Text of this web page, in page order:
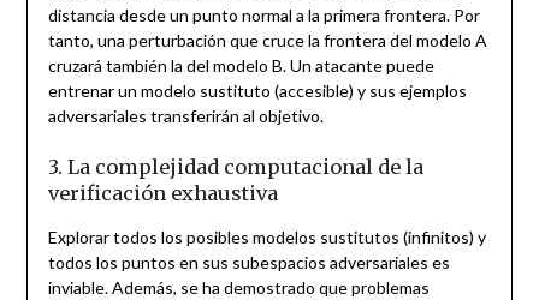
distancia desde un punto normal a la primera frontera. Por
tanto, una perturbación que cruce la frontera del modelo A
cruzará también la del modelo B. Un atacante puede
entrenar un modelo sustituto (accesible) y sus ejemplos
adversariales transferirán al objetivo.
3. La complejidad computacional de la
verificación exhaustiva
Explorar todos los posibles modelos sustitutos (infinitos) y
todos los puntos en sus subespacios adversariales es
inviable. Además, se ha demostrado que problemas